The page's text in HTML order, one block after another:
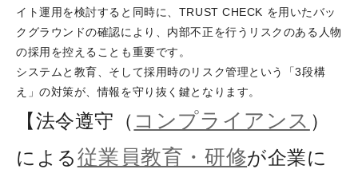
イト運用を検討すると同時に、TRUST CHECK を用いたバッ
クグラウンドの確認により、内部不正を行うリスクのある人物
の採用を控えることも重要です。
システムと教育、そして採用時のリスク管理という「3段構
え」の対策が、情報を守り抜く鍵となります。
【法令遵守（ コンプライアンス ）
による従業員教育・研修が企業に